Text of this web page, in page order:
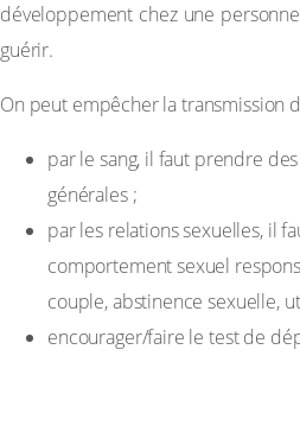
développement chez une
guérir.
On peut empêcher la transmission
par le sang, il faut prendre
générales ;
par les relations sexuelles, il
comportement sexuel
couple, abstinence sexuelle,
encourager/faire le test de